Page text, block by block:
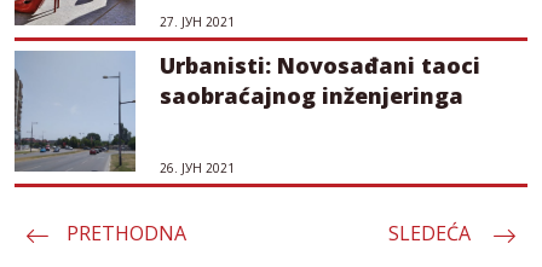
27. ЈУН 2021
Urbanisti: Novosađani taoci
saobraćajnog inženjeringa
26. ЈУН 2021
Пагинација
PRETHODNA SLEDEĆA